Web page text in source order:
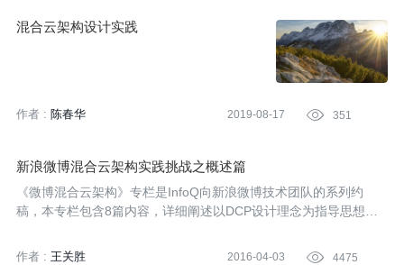
混合云架构设计实践
作者 : 陈春华 2019-08-17  351
新浪微博混合云架构实践挑战之概述篇
《微博混合云架构》专栏是InfoQ向新浪微博技术团队的系列约
稿，本专栏包含8篇内容，详细阐述以DCP设计理念为指导思想的
业务背景下DCP的核心设计思想和三大层（主机层、调度层、业务
作者 : 王关胜 2016-04-03  4475